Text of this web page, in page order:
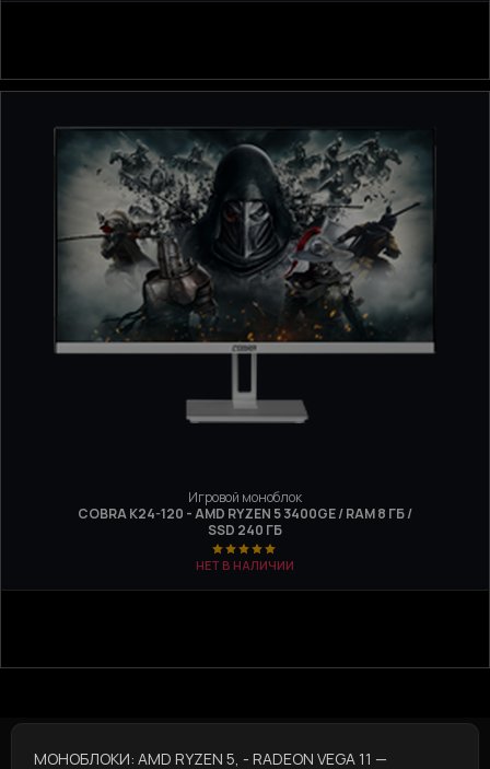
Игровой моноблок
COBRA K24-120 - AMD RYZEN 5 3400GE / RAM 8 ГБ /
SSD 240 ГБ
НЕТ В НАЛИЧИИ
МОНОБЛОКИ: AMD RYZEN 5, - RADEON VEGA 11 —